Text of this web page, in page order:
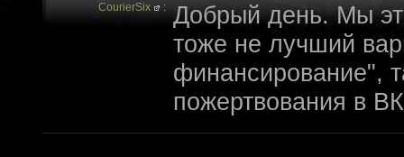
CourierSix : Добрый день. Мы
тоже не лучший
финансирование",
пожертвования в
archivedproject : Привет, ребят! Не